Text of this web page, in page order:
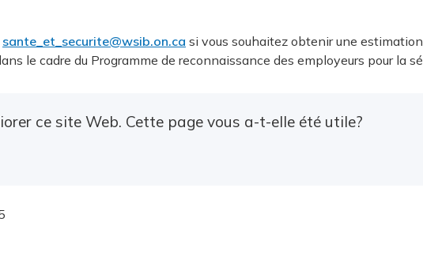
sante_et_securite@wsib.on.ca si vous souhaitez obtenir une
le cadre du Programme de reconnaissance des employeurs pour la
ce site Web. Cette page vous a-t-elle été utile?